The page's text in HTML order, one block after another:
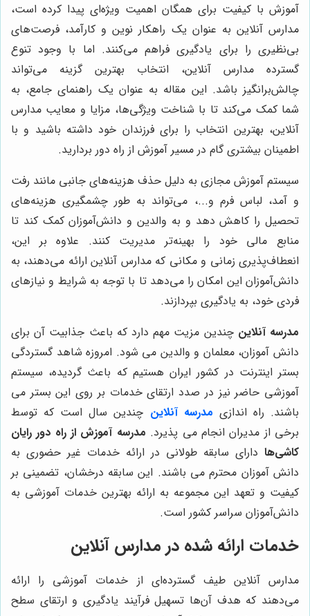
آموزش با کیفیت برای همگان اهمیت ویژه‌ای پیدا کرده است،
مدارس آنلاین به عنوان یک راهکار نوین و کارآمد، فرصت‌های
بی‌نظیری را برای یادگیری فراهم می‌کنند. اما با وجود تنوع
گسترده مدارس آنلاین، انتخاب بهترین گزینه می‌تواند
چالش‌برانگیز باشد. این مقاله به عنوان یک راهنمای جامع، به
شما کمک می‌کند تا با شناخت ویژگی‌ها، مزایا و معایب مدارس
آنلاین، بهترین انتخاب را برای فرزندان خود داشته باشید و با
اطمینان بیشتری گام در مسیر آموزش از راه دور بردارید.
سیستم آموزش مجازی به دلیل حذف هزینه‌های جانبی مانند رفت
و آمد، لباس فرم و...، می‌تواند به طور چشمگیری هزینه‌های
تحصیل را کاهش دهد و به والدین و دانش‌آموزان کمک کند تا
منابع مالی خود را بهینه‌تر مدیریت کنند. علاوه بر این،
انعطاف‌پذیری زمانی و مکانی که مدارس آنلاین ارائه می‌دهند، به
دانش‌آموزان این امکان را می‌دهد تا با توجه به شرایط و نیازهای
فردی خود، به یادگیری بپردازند.
مدرسه آنلاین چندین مزیت مهم دارد که باعث جذابیت آن برای
دانش آموزان، معلمان و والدین می شود. امروزه شاهد گستردگی
بستر اینترنت در کشور ایران هستیم که باعث گردیده، سیستم
آموزشی حاضر نیز در صدد ارتقای خدمات بر روی این بستر می
باشند. راه اندازی مدرسه آنلاین چندین سال است که توسط
برخی از مدیران انجام می پذیرد. مدرسه آموزش از راه دور رایان
کاشی‌ها دارای سابقه طولانی در ارائه خدمات غیر حضوری به
دانش آموزان محترم می باشند. این سابقه درخشان، تضمینی بر
کیفیت و تعهد این مجموعه به ارائه بهترین خدمات آموزشی به
دانش‌آموزان سراسر کشور است.
خدمات ارائه شده در مدارس آنلاین
مدارس آنلاین طیف گسترده‌ای از خدمات آموزشی را ارائه
می‌دهند که هدف آن‌ها تسهیل فرآیند یادگیری و ارتقای سطح